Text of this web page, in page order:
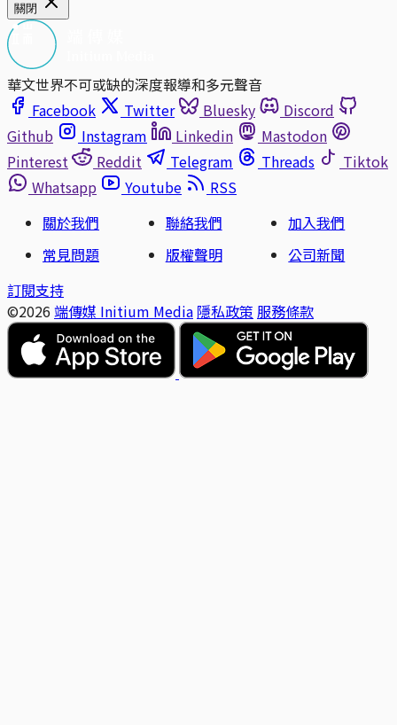
關閉
華文世界不可或缺的深度報導和多元聲音
Facebook
Twitter Bluesky
Discord
Github
Instagram Linkedin
Mastodon
Pinterest
Reddit Telegram Threads
Tiktok
Whatsapp
Youtube
RSS
關於我們
聯絡我們
加入我們
常見問題
版權聲明
公司新聞
訂閱支持
©2026 端傳媒 Initium Media 隱私政策 服務條款